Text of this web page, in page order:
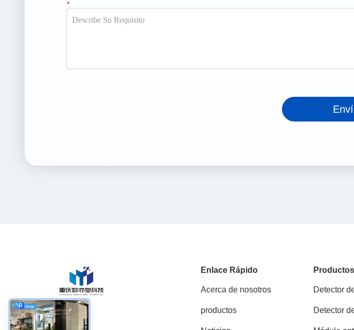
Redes Sociales
Enlace Rápido
Acerca de nosotros
productos
Productos
Detector
Detector